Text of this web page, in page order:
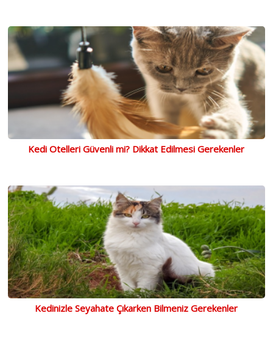
Kedi Otelleri Güvenli mi? Dikkat Edilmesi Gerekenler
Kedinizle Seyahate Çıkarken Bilmeniz Gerekenler